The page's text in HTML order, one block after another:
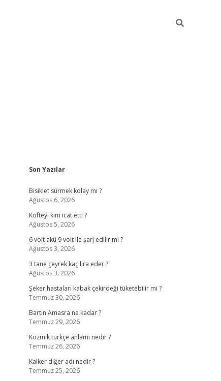
Sidebar
Son Yazılar
Bisiklet sürmek kolay mı ?
Ağustos 6, 2026
Kofteyi kim icat etti ?
Ağustos 5, 2026
6 volt akü 9 volt ile şarj edilir mi ?
Ağustos 3, 2026
3 tane çeyrek kaç lira eder ?
Ağustos 3, 2026
Şeker hastaları kabak çekirdeği tüketebilir mi ?
Temmuz 30, 2026
Bartın Amasra ne kadar ?
Temmuz 29, 2026
Kozmik türkçe anlamı nedir ?
Temmuz 26, 2026
Kalker diğer adı nedir ?
Temmuz 25, 2026